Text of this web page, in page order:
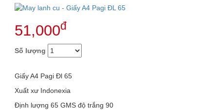
51,000đ
Số lượng
Giấy A4 Pagi Đl 65
Xuất xư Indonexia
Định lượng 65 GMS độ trắng 90